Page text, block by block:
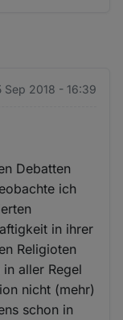
Sep 2018 - 16:39
Debatten
ich
in ihrer
Religioten
aller Regel
nicht (mehr)
schon in